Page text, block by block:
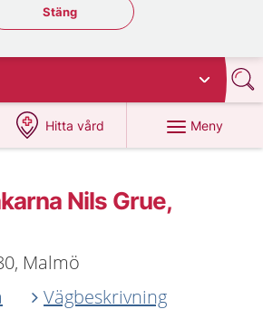
Stäng regionsväljaren
Stäng
Hitta vård
på 1177.se
Meny
Nils Grue,
Malmö
Vägbeskrivning